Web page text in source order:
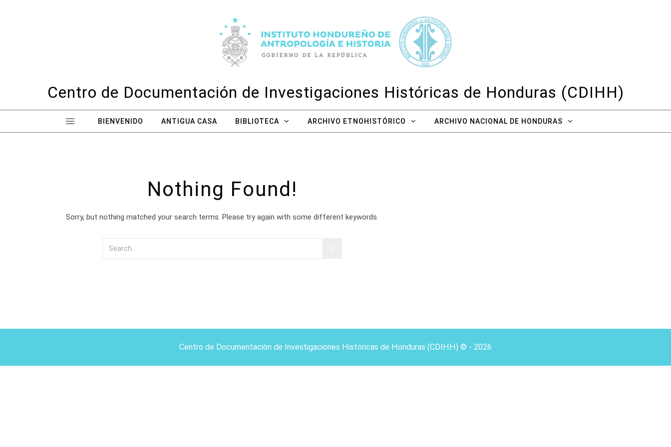
Centro de Documentación de Investigaciones Históricas de Honduras (CDIHH)
BIENVENIDO ANTIGUA CASA BIBLIOTECA ARCHIVO ETNOHISTÓRICO ARCHIVO NACIONAL DE HONDURAS
Nothing Found!
Sorry, but nothing matched your search terms. Please try again with some different keywords.
Centro de Documentación de Investigaciones Históricas de Honduras (CDIHH) © - 2026